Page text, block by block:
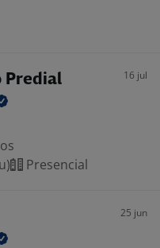
Predial 16 jul
Presencial
25 jun